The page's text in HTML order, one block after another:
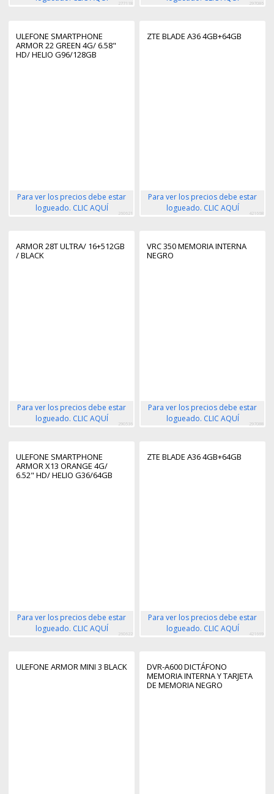
277118 297086
ULEFONE SMARTPHONE
ARMOR 22 GREEN 4G/ 6.58"
HD/ HELIO G96/128GB
Para ver los precios debe estar
logueado. CLIC AQUÍ
260621
ZTE BLADE A36 4GB+64GB
Para ver los precios debe estar
logueado. CLIC AQUÍ
421668
ARMOR 28T ULTRA/ 16+512GB
/ BLACK
Para ver los precios debe estar
logueado. CLIC AQUÍ
290536
VRC 350 MEMORIA INTERNA
NEGRO
Para ver los precios debe estar
logueado. CLIC AQUÍ
297088
ULEFONE SMARTPHONE
ARMOR X13 ORANGE 4G/
6.52" HD/ HELIO G36/64GB
Para ver los precios debe estar
logueado. CLIC AQUÍ
260622
ZTE BLADE A36 4GB+64GB
Para ver los precios debe estar
logueado. CLIC AQUÍ
421669
ULEFONE ARMOR MINI 3 BLACK
DVR-A600 DICTÁFONO
MEMORIA INTERNA Y TARJETA
DE MEMORIA NEGRO